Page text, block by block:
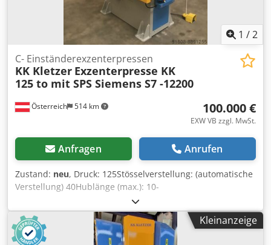
1 /2
Österreich 514 km
C- Einständerexzenterpressen
KK Kletzer Exzenterpresse KK
125 to mit SPS Siemens S7 -12200
100.000 €
EXW VB zzgl. MwSt.
Anfragen Anrufen
Zustand: neu, Druck: 125Stösselverstellung: (automatische
Verstellung) 40Hublänge (max.): 10-
125Gesamtleistungsbedarf: 11Gewicht ca.:
8000Abmessung (LxBxH): 1800 x 1500 x 2600Technische
DatenPresskraft: 125t Hübe pro Minute: 50spm Tischgröße:
900 × 700mm Stößelgröße: 700 × 500mm mit
Kleinanzeige